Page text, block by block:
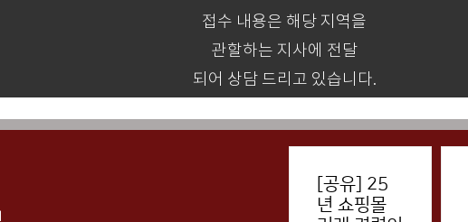
접수 내용은 해당 지역을
관할하는 지사에 전달
되어 상담 드리고 있습니다.
[공유] 25
년 쇼핑몰